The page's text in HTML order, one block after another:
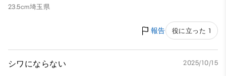
23.5cm埼玉県
報告 役に立った 1
シワにならない 2025/10/15